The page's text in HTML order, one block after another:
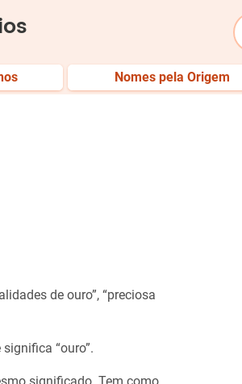
Nomes pela Origem
de ouro”, “preciosa
significa “ouro”.